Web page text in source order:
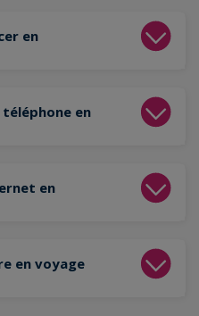
en
en
en
en voyage